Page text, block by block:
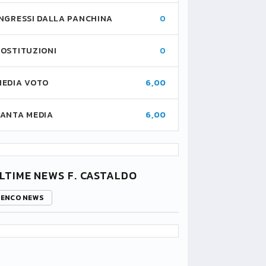
DALLA PANCHINA 0
0
VOTO 6,00
MEDIA 6,00
NEWS F. CASTALDO
NEWS